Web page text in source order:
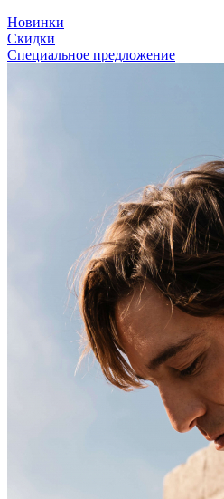
Новинки
Скидки
Специальное предложение